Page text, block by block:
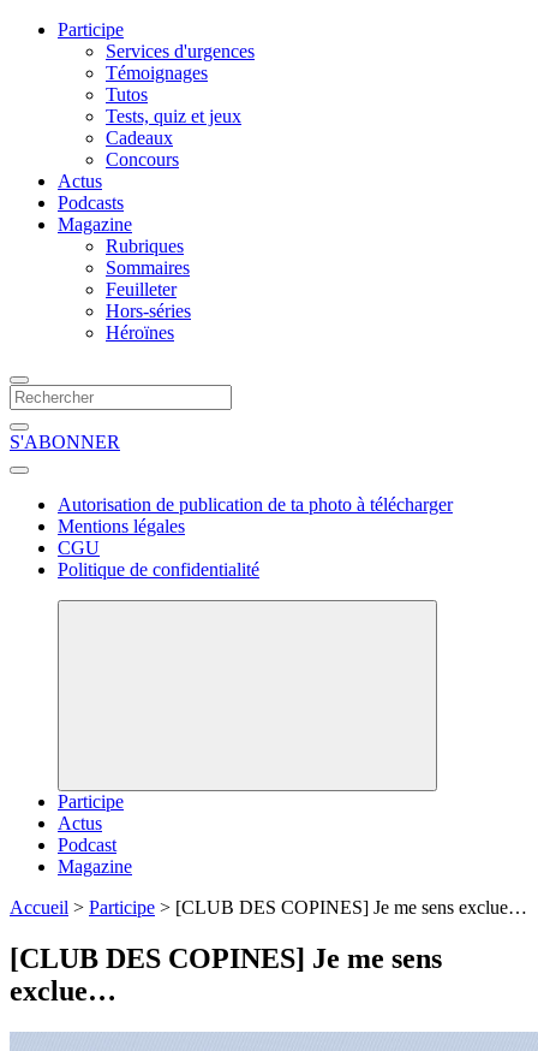
Participe
Services d'urgences
Témoignages
Tutos
Tests, quiz et jeux
Cadeaux
Concours
Actus
Podcasts
Magazine
Rubriques
Sommaires
Feuilleter
Hors-séries
Héroïnes
S'ABONNER
Autorisation de publication de ta photo à télécharger
Mentions légales
CGU
Politique de confidentialité
Participe
Actus
Podcast
Magazine
Accueil > Participe > [CLUB DES COPINES] Je me sens exclue…
[CLUB DES COPINES] Je me sens
exclue…